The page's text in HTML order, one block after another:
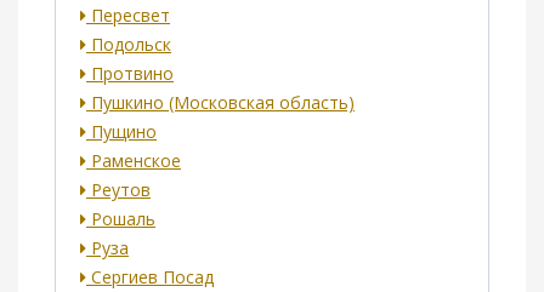
Пересвет
Подольск
Протвино
Пушкино (Московская область)
Пущино
Раменское
Реутов
Рошаль
Руза
Сергиев Посад